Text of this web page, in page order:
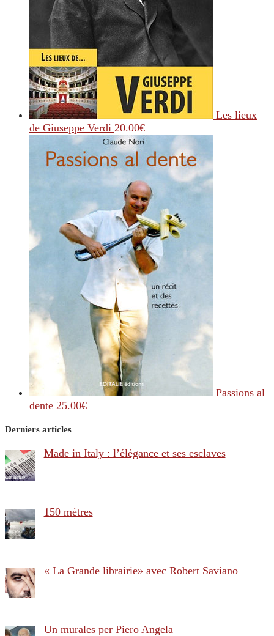
Les lieux
de Giuseppe Verdi 20.00€
Passions al
dente 25.00€
Derniers articles
Made in Italy : l’élégance et ses esclaves
150 mètres
« La Grande librairie» avec Robert Saviano
Un murales per Piero Angela